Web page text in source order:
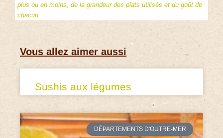
plus ou en moins, de la grandeur des plats utilisés et du goût de
chacun.
Vous allez aimer aussi
Sushis aux légumes
DÉPARTEMENTS D'OUTRE-MER